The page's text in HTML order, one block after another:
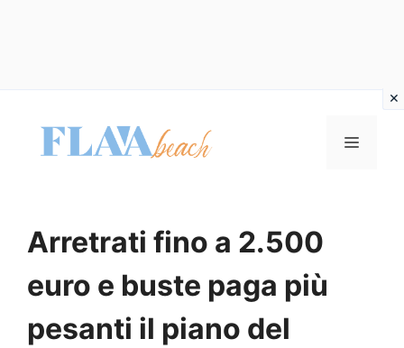
contenuto
MENU
Arretrati fino a 2.500
euro e buste paga più
pesanti il piano del